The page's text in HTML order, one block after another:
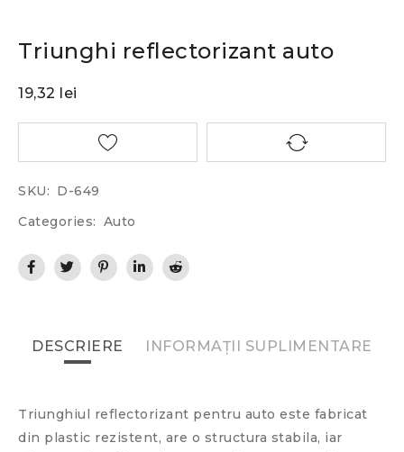
Triunghi reflectorizant auto
19,32 lei
SKU: D-649
Categories: Auto
DESCRIERE INFORMAȚII SUPLIMENTARE
Triunghiul reflectorizant pentru auto este fabricat
din plastic rezistent, are o structura stabila, iar